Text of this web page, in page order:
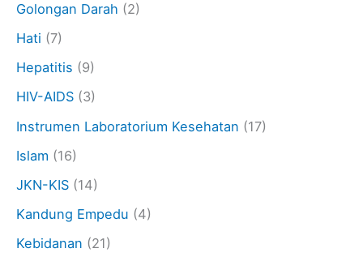
Golongan Darah (2)
Hati (7)
Hepatitis (9)
HIV-AIDS (3)
Instrumen Laboratorium Kesehatan (17)
Islam (16)
JKN-KIS (14)
Kandung Empedu (4)
Kebidanan (21)